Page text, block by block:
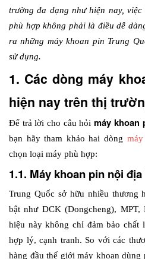
trường đa dạng như hiện nay,
phù hợp không phải là điều dễ
ra những máy khoan pin Trung
sử dụng.
1. Các dòng máy
hiện nay trên thị
Để trả lời cho câu hỏi máy khoan
bạn hãy tham khảo hai dòng
chọn loại máy phù hợp:
1.1. Máy khoan pin nội địa
Trung Quốc sở hữu nhiều thương
bật như DCK (Dongcheng), MPT,
hiệu này không chỉ đảm bảo chất
hợp lý, cạnh tranh. So với các
hàng đầu thế giới máy khoan